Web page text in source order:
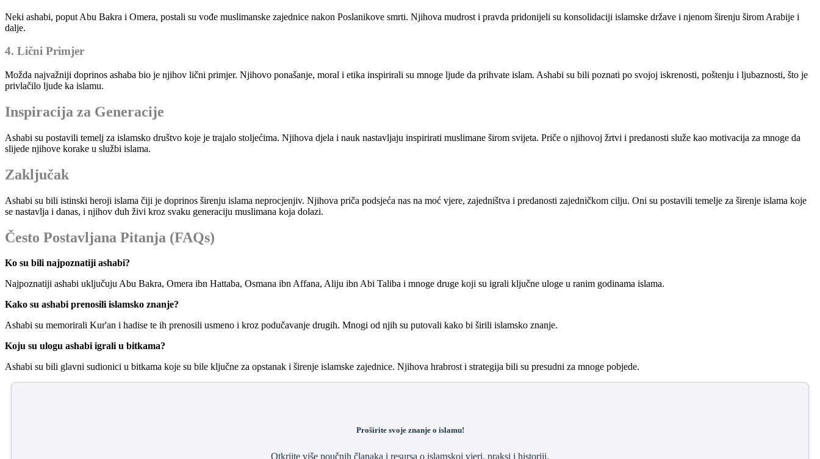
Neki ashabi, poput Abu Bakra i Omera, postali su vođe muslimanske zajednice nakon Poslanikove smrti. Njihova mudrost i pravda pridonijeli su konsolidaciji islamske države i njenom širenju širom Arabije i
dalje.
4. Lični Primjer
Možda najvažniji doprinos ashaba bio je njihov lični primjer. Njihovo ponašanje, moral i etika inspirirali su mnoge ljude da prihvate islam. Ashabi su bili poznati po svojoj iskrenosti, poštenju i ljubaznosti, što je
privlačilo ljude ka islamu.
Inspiracija za Generacije
Ashabi su postavili temelj za islamsko društvo koje je trajalo stoljećima. Njihova djela i nauk nastavljaju inspirirati muslimane širom svijeta. Priče o njihovoj žrtvi i predanosti služe kao motivacija za mnoge da
slijede njihove korake u službi islama.
Zaključak
Ashabi su bili istinski heroji islama čiji je doprinos širenju islama neprocjenjiv. Njihova priča podsjeća nas na moć vjere, zajedništva i predanosti zajedničkom cilju. Oni su postavili temelje za širenje islama koje
se nastavlja i danas, i njihov duh živi kroz svaku generaciju muslimana koja dolazi.
Često Postavljana Pitanja (FAQs)
Ko su bili najpoznatiji ashabi?
Najpoznatiji ashabi uključuju Abu Bakra, Omera ibn Hattaba, Osmana ibn Affana, Aliju ibn Abi Taliba i mnoge druge koji su igrali ključne uloge u ranim godinama islama.
Kako su ashabi prenosili islamsko znanje?
Ashabi su memorirali Kur'an i hadise te ih prenosili usmeno i kroz podučavanje drugih. Mnogi od njih su putovali kako bi širili islamsko znanje.
Koju su ulogu ashabi igrali u bitkama?
Ashabi su bili glavni sudionici u bitkama koje su bile ključne za opstanak i širenje islamske zajednice. Njihova hrabrost i strategija bili su presudni za mnoge pobjede.
Proširite svoje znanje o islamu!
Otkrijte više poučnih članaka i resursa o islamskoj vjeri, praksi i historiji.